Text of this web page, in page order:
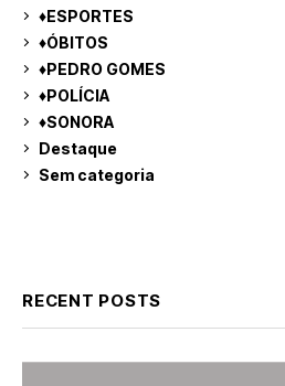
♦ESPORTES
♦ÓBITOS
♦PEDRO GOMES
♦POLÍCIA
♦SONORA
Destaque
Sem categoria
RECENT POSTS